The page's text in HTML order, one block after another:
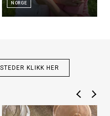
NORGE
KLIKK HER